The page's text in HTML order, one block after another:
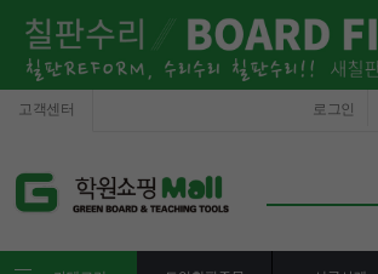
고객센터 로그인